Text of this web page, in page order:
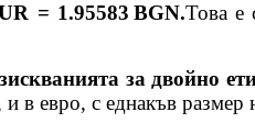
= 1.95583 BGN.Това е
за двойно
и в евро, с еднакъв